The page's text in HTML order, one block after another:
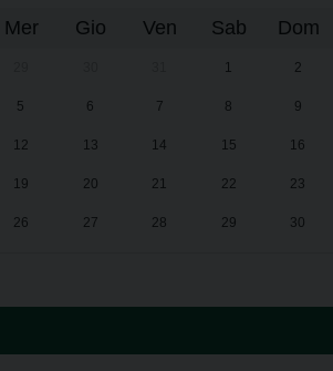
Mer Gio Ven Sab Dom
1 2
5 6 7 8 9
12 13 14 15 16
19 20 21 22 23
26 27 28 29 30